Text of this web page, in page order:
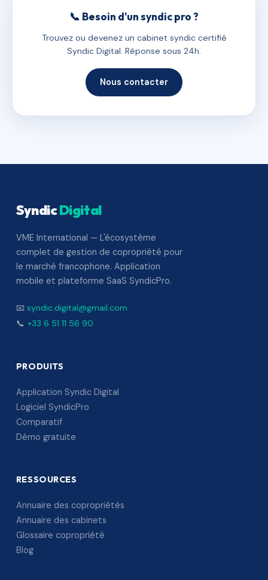
📞 Besoin d'un syndic pro ?
Trouvez ou devenez un cabinet syndic certifié
Syndic Digital. Réponse sous 24h.
Nous contacter
SyndicDigital
VME International — L'écosystème
complet de gestion de copropriété pour
le marché francophone. Application
mobile et plateforme SaaS SyndicPro.
📧 syndic.digital@gmail.com
📞 +33 6 51 11 56 90
PRODUITS
Application Syndic Digital
Logiciel SyndicPro
Comparatif
Démo gratuite
RESSOURCES
Annuaire des copropriétés
Annuaire des cabinets
Glossaire copropriété
Blog